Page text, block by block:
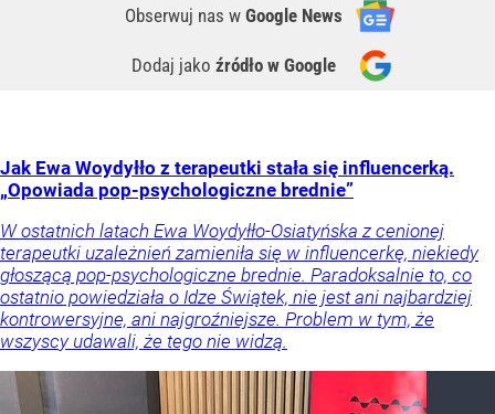
Obserwuj nas w Google News
Dodaj jako źródło w Google
Jak Ewa Woydyłło z terapeutki stała się influencerką.
„Opowiada pop-psychologiczne brednie”
W ostatnich latach Ewa Woydyłło-Osiatyńska z cenionej
terapeutki uzależnień zamieniła się w influencerkę, niekiedy
głoszącą pop-psychologiczne brednie. Paradoksalnie to, co
ostatnio powiedziała o Idze Świątek, nie jest ani najbardziej
kontrowersyjne, ani najgroźniejsze. Problem w tym, że
wszyscy udawali, że tego nie widzą.